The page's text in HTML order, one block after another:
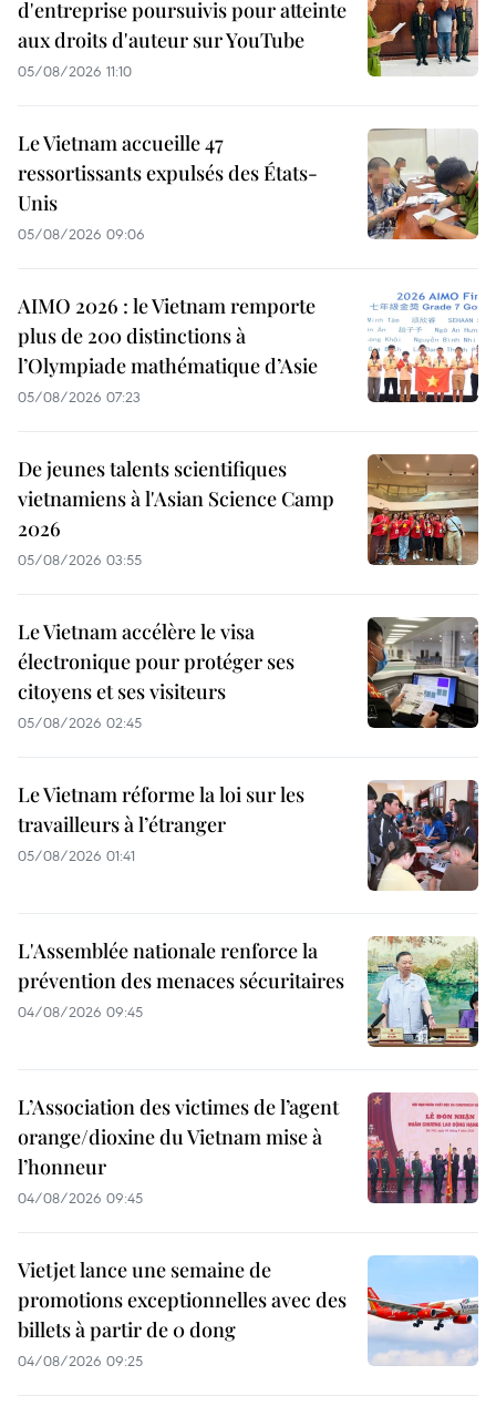
d'entreprise poursuivis pour atteinte
aux droits d'auteur sur YouTube
05/08/2026 11:10
Le Vietnam accueille 47
ressortissants expulsés des États-
Unis
05/08/2026 09:06
AIMO 2026 : le Vietnam remporte
plus de 200 distinctions à
l’Olympiade mathématique d’Asie
05/08/2026 07:23
De jeunes talents scientifiques
vietnamiens à l'Asian Science Camp
2026
05/08/2026 03:55
Le Vietnam accélère le visa
électronique pour protéger ses
citoyens et ses visiteurs
05/08/2026 02:45
Le Vietnam réforme la loi sur les
travailleurs à l’étranger
05/08/2026 01:41
L'Assemblée nationale renforce la
prévention des menaces sécuritaires
04/08/2026 09:45
L’Association des victimes de l’agent
orange/dioxine du Vietnam mise à
l’honneur
04/08/2026 09:45
Vietjet lance une semaine de
promotions exceptionnelles avec des
billets à partir de 0 dong
04/08/2026 09:25